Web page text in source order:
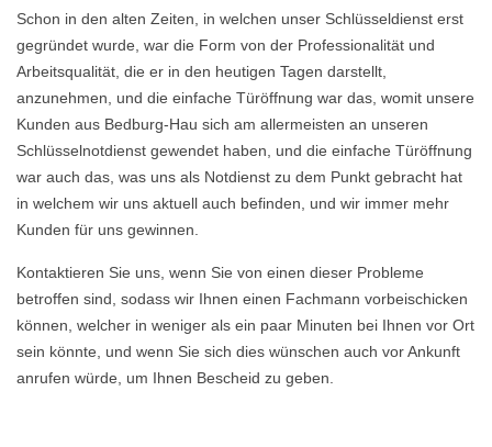
Schon in den alten Zeiten, in welchen unser Schlüsseldienst erst
gegründet wurde, war die Form von der Professionalität und
Arbeitsqualität, die er in den heutigen Tagen darstellt,
anzunehmen, und die einfache Türöffnung war das, womit unsere
Kunden aus Bedburg-Hau sich am allermeisten an unseren
Schlüsselnotdienst gewendet haben, und die einfache Türöffnung
war auch das, was uns als Notdienst zu dem Punkt gebracht hat
in welchem wir uns aktuell auch befinden, und wir immer mehr
Kunden für uns gewinnen.
Kontaktieren Sie uns, wenn Sie von einen dieser Probleme
betroffen sind, sodass wir Ihnen einen Fachmann vorbeischicken
können, welcher in weniger als ein paar Minuten bei Ihnen vor Ort
sein könnte, und wenn Sie sich dies wünschen auch vor Ankunft
anrufen würde, um Ihnen Bescheid zu geben.